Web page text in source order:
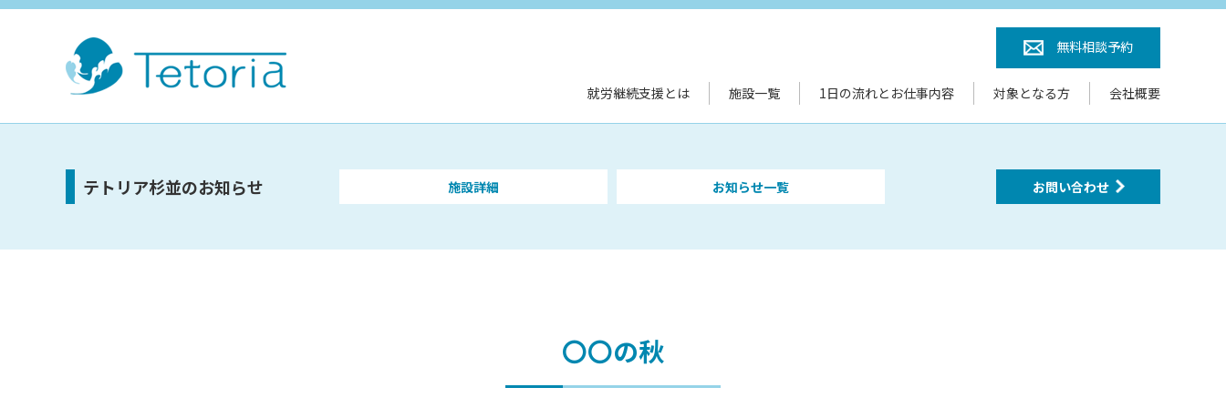
就労継続支援とは 施設一覧 1日の流れとお仕事内容 対象となる方 会社概要
無料相談予約
テトリア杉並のお知らせ 施設詳細 お知らせ一覧 お問い合わせ
〇〇の秋